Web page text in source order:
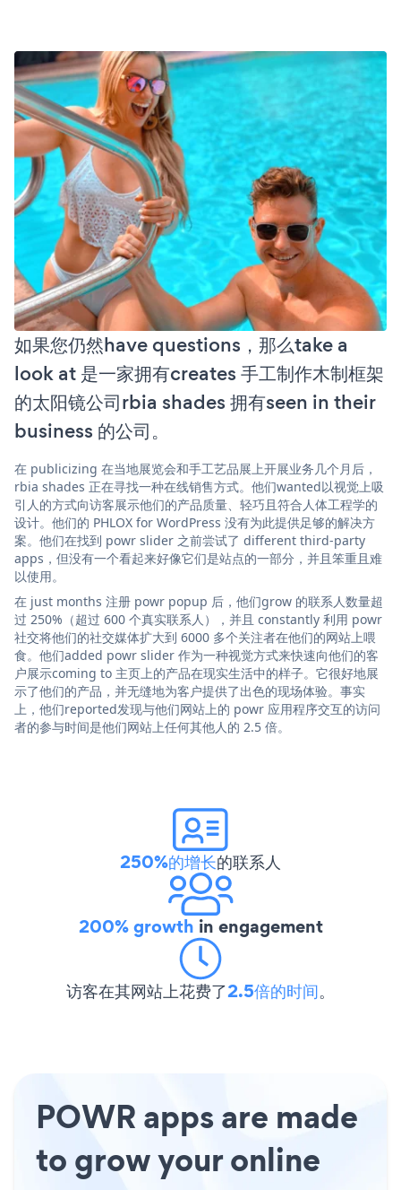
如果您仍然have questions，那么take a
look at 是一家拥有creates 手工制作木制框架
的太阳镜公司rbia shades 拥有seen in their
business 的公司。
在 publicizing 在当地展览会和手工艺品展上开展业务几个月后，
rbia shades 正在寻找一种在线销售方式。他们wanted以视觉上吸
引人的方式向访客展示他们的产品质量、轻巧且符合人体工程学的
设计。他们的 PHLOX for WordPress 没有为此提供足够的解决方
案。他们在找到 powr slider 之前尝试了 different third-party
apps，但没有一个看起来好像它们是站点的一部分，并且笨重且难
以使用。
在 just months 注册 powr popup 后，他们grow 的联系人数量超
过 250%（超过 600 个真实联系人），并且 constantly 利用 powr
社交将他们的社交媒体扩大到 6000 多个关注者在他们的网站上喂
食。他们added powr slider 作为一种视觉方式来快速向他们的客
户展示coming to 主页上的产品在现实生活中的样子。它很好地展
示了他们的产品，并无缝地为客户提供了出色的现场体验。事实
上，他们reported发现与他们网站上的 powr 应用程序交互的访问
者的参与时间是他们网站上任何其他人的 2.5 倍。
250%的增长的联系人
200% growth in engagement
访客在其网站上花费了2.5倍的时间。
POWR apps are made
to grow your online